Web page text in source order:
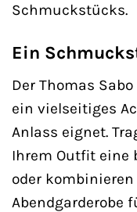
Schmuckstücks.
Ein
Der Thomas
ein vielseitiges
Anlass eignet.
Ihrem Outfit eine
oder
Abendgarderobe